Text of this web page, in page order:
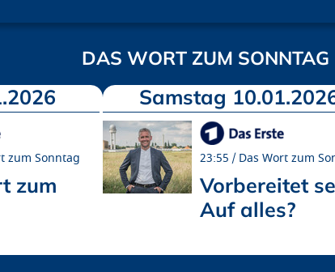
DAS WORT ZUM SONNTAG
zum Sonntag
zum
Samstag
23:55 Das Wort zum
Vorbereitet
Auf alles?